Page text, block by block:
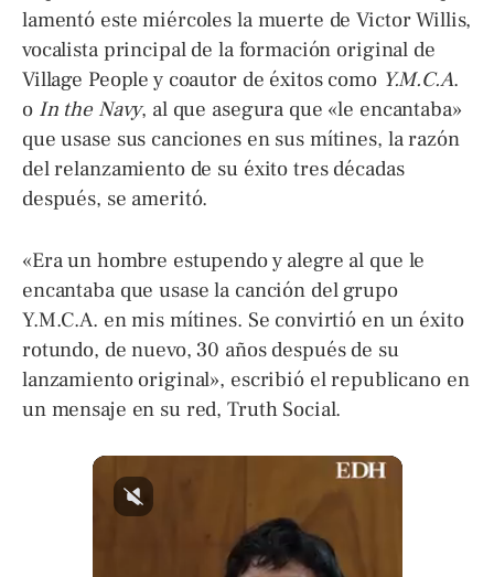
lamentó este miércoles la muerte de Victor Willis,
vocalista principal de la formación original de
Village People y coautor de éxitos como Y.M.C.A.
o In the Navy, al que asegura que «le encantaba»
que usase sus canciones en sus mítines, la razón
del relanzamiento de su éxito tres décadas
después, se ameritó.
«Era un hombre estupendo y alegre al que le
encantaba que usase la canción del grupo
Y.M.C.A. en mis mítines. Se convirtió en un éxito
rotundo, de nuevo, 30 años después de su
lanzamiento original», escribió el republicano en
un mensaje en su red, Truth Social.